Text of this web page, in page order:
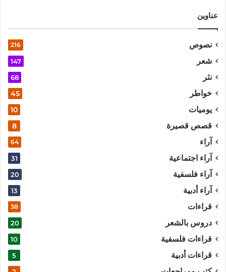
عناوين
نصوص 216
شعر 147
نثر 68
خواطر 45
يوميات 10
قصص قصيرة 8
آراء 64
آراء اجتماعية 31
آراء فلسفية 20
آراء أدبية 13
قراءات 38
دروس بالشعر 20
قراءات فلسفية 10
قراءات أدبية 5